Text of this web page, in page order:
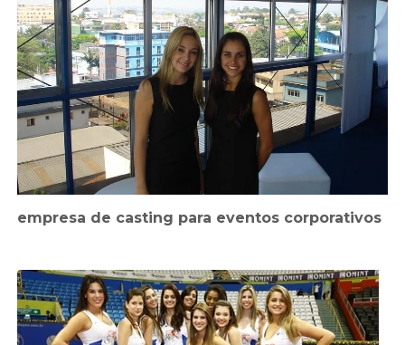
empresa de casting para eventos corporativos